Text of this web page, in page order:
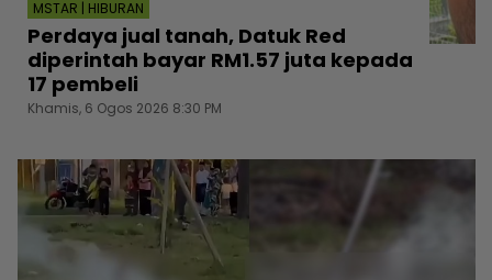
MSTAR | HIBURAN
Perdaya jual tanah, Datuk Red
diperintah bayar RM1.57 juta kepada
17 pembeli
Khamis, 6 Ogos 2026 8:30 PM